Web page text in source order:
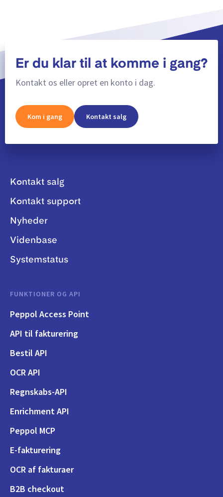
Er du klar til at komme i gang?
Kontakt os eller opret en konto i dag.
Kom i gang Kontakt salg
Kontakt salg
Kontakt support
Nyheder
Videnbase
Systemstatus
FUNKTIONER OG API
Peppol Access Point
API til fakturering
Bestil API
OCR API
Regnskabs-API
Enrichment API
Peppol MCP
E-fakturering
OCR af fakturaer
B2B checkout